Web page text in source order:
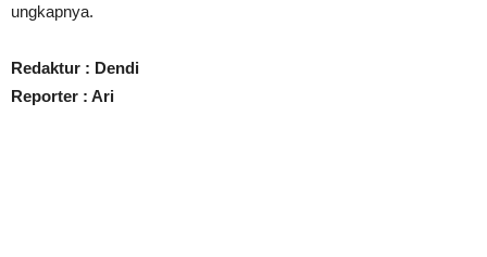
ungkapnya.
Redaktur : Dendi
Reporter : Ari